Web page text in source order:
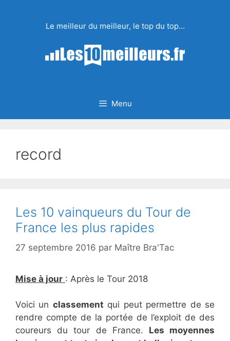
Le meilleur du meilleur, le top du top…
Menu
record
Les 10 vainqueurs du Tour de
France les plus rapides
27 septembre 2016 par Maître Bra'Tac
Mise à jour : Après le Tour 2018
Voici un classement qui peut permettre de se
rendre compte de la portée de l’exploit de des
coureurs du tour de France. Les moyennes